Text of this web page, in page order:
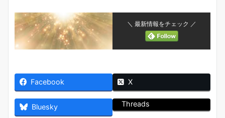
＼ 最新情報をチェック ／
Facebook X
Bluesky Threads